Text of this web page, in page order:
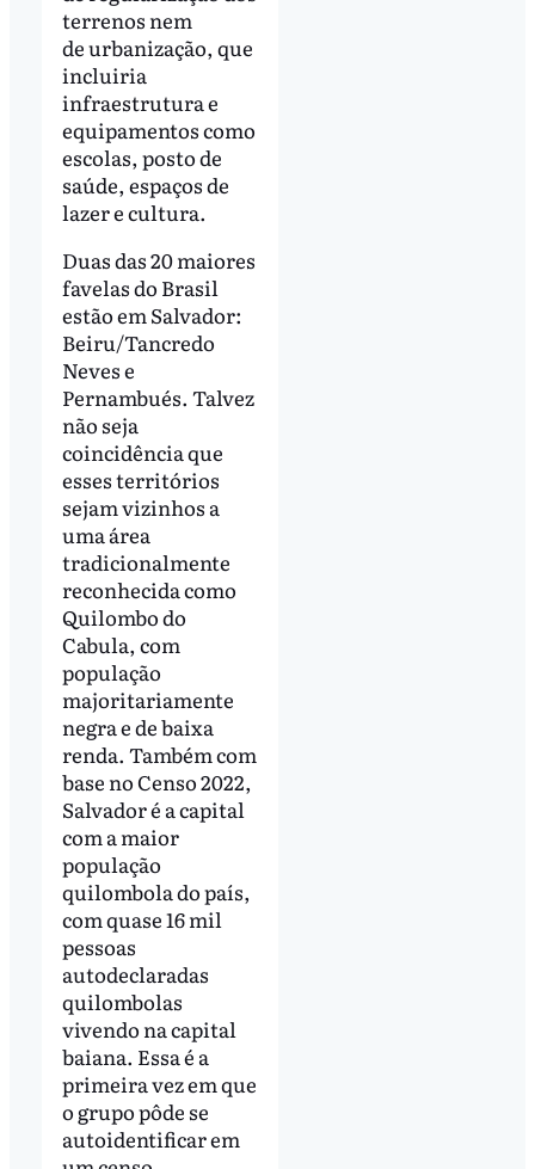
terrenos nem
de urbanização, que
incluiria
infraestrutura e
equipamentos como
escolas, posto de
saúde, espaços de
lazer e cultura.
Duas das 20 maiores
favelas do Brasil
estão em Salvador:
Beiru/Tancredo
Neves e
Pernambués. Talvez
não seja
coincidência que
esses territórios
sejam vizinhos a
uma área
tradicionalmente
reconhecida como
Quilombo do
Cabula, com
população
majoritariamente
negra e de baixa
renda. Também com
base no Censo 2022,
Salvador é a capital
com a maior
população
quilombola do país,
com quase 16 mil
pessoas
autodeclaradas
quilombolas
vivendo na capital
baiana. Essa é a
primeira vez em que
o grupo pôde se
autoidentificar em